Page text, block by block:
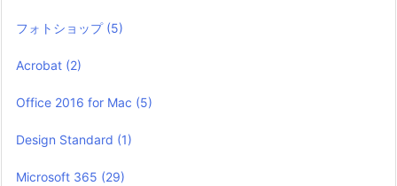
フォトショップ (5)
Acrobat (2)
Office 2016 for Mac (5)
Design Standard (1)
Microsoft 365 (29)